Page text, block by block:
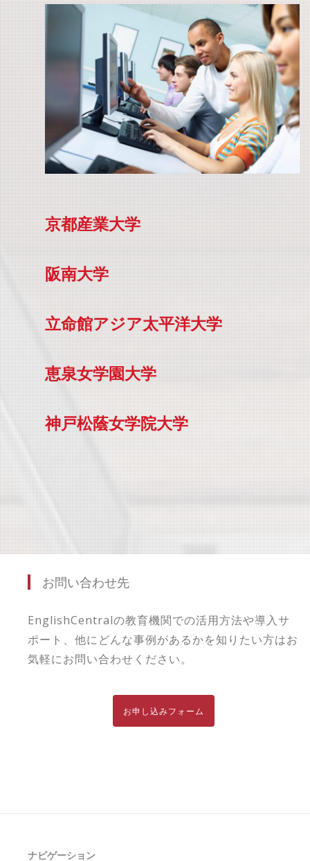
京都産業大学
阪南大学
立命館アジア太平洋大学
恵泉女学園大学
神戸松蔭女学院大学
お問い合わせ先
EnglishCentralの教育機関での活用方法や導入サ
ポート、他にどんな事例があるかを知りたい方はお
気軽にお問い合わせください。
お申し込みフォーム
ナビゲーション